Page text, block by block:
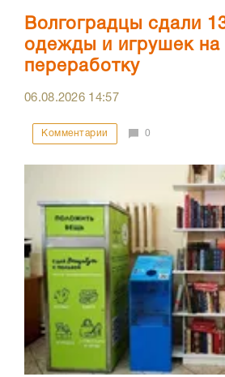
Волгоградцы сдали
одежды и игрушек на
переработку
06.08.2026 14:57
Комментарии 0